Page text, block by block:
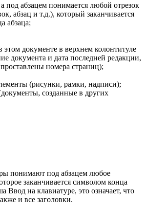
а под абзацем понимается любой отрезок
абзац и т.д.), который заканчивается
абзаца;
этом документе в верхнем колонтитуле
документа и дата последней редакции,
номера страниц);
(рисунки, рамки, надписи);
созданные в других
понимают под абзацем любое
заканчивается символом конца
Ввод на клавиатуре, это означает, что
и все заголовки.